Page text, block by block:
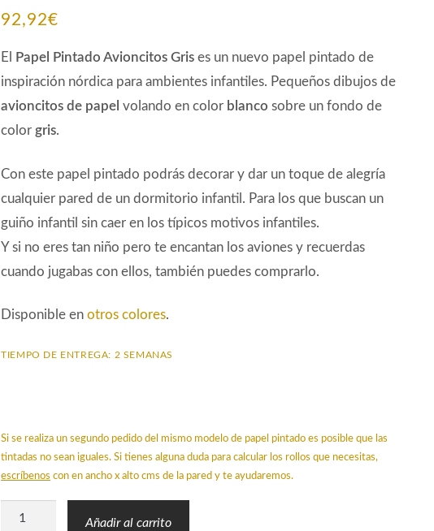
92,92€
El Papel Pintado Avioncitos Grises un nuevo papel pintado de
inspiración nórdica para ambientes infantiles. Pequeños dibujos de
avioncitos de papel volando en color blanco sobre un fondo de
color gris.
Con este papel pintado podrás decorar y dar un toque de alegría
cualquier pared de un dormitorio infantil. Para los que buscan un
guiño infantil sin caer en los típicos motivos infantiles.
Y si no eres tan niño pero te encantan los aviones y recuerdas
cuando jugabas con ellos, también puedes comprarlo.
Disponible enotros colores.
TIEMPO DE ENTREGA: 2 SEMANAS
Si se realiza un segundo pedido del mismo modelo de papel pintado es posible que las
tintadas no sean iguales. Si tienes alguna duda para calcular los rollos que necesitas,
escríbenos con en ancho x alto cms de la pared y te ayudaremos.
Papel
Añadir al carrito